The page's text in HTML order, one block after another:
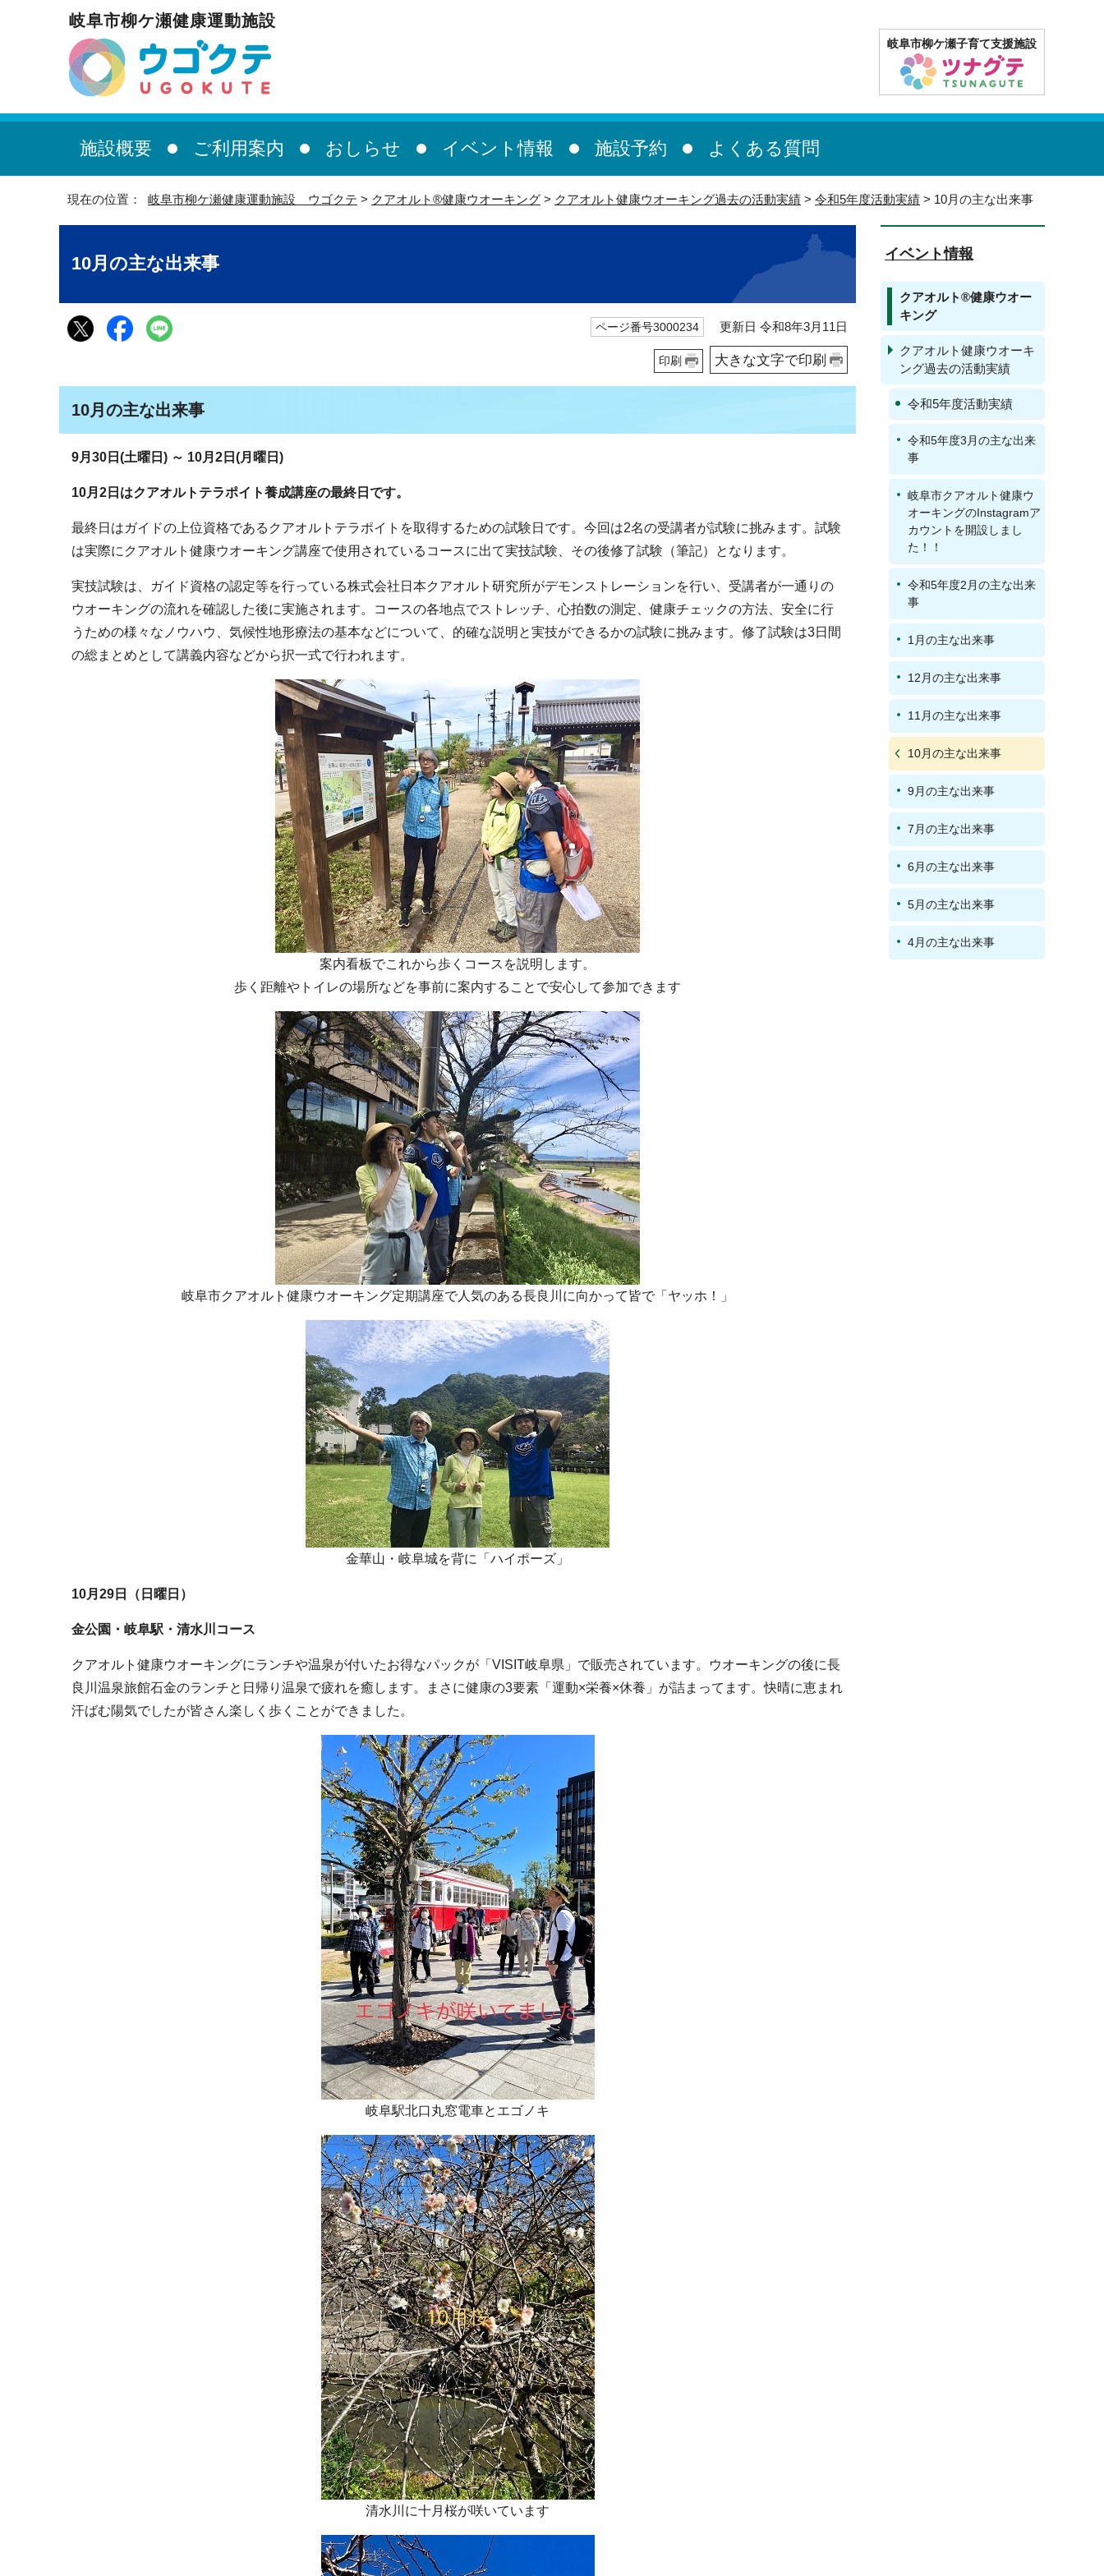
岐阜市柳ケ瀬健康運動施設
岐阜市柳ケ瀬子育て支援施設
施設概要 ご利用案内 おしらせ イベント情報 施設予約 よくある質問
現在の位置： 岐阜市柳ケ瀬健康運動施設 ウゴクテ > クアオルト®健康ウオーキング > クアオルト健康ウオーキング過去の活動実績 > 令和5年度活動実績 > 10月の主な出来事
10月の主な出来事
ページ番号3000234 更新日 令和8年3月11日
印刷 大きな文字で印刷
10月の主な出来事
9月30日(土曜日) ～ 10月2日(月曜日)
10月2日 はクアオルトテラポイト養成講座の最終日です。
最終日はガイドの上位資格であるクアオルトテラポイトを取得するための試験日です。今回は2名の受講者が試験に挑みます。試験
は実際にクアオルト健康ウオーキング講座で使用されているコースに出て実技試験、その後修了試験（筆記）となります。
実技試験は、ガイド資格の認定等を行っている株式会社日本クアオルト研究所がデモンストレーションを行い、受講者が一通りの
ウオーキングの流れを確認した後に実施されます。コースの各地点でストレッチ、心拍数の測定、健康チェックの方法、安全に行
うための様々なノウハウ、気候性地形療法の基本などについて、的確な説明と実技ができるかの試験に挑みます。修了試験は3日間
の総まとめとして講義内容などから択一式で行われます。
案内看板でこれから歩くコースを説明します。
歩く距離やトイレの場所などを事前に案内することで安心して参加できます
岐阜市クアオルト健康ウオーキング定期講座で人気のある長良川に向かって皆で「ヤッホ！」
金華山・岐阜城を背に「ハイポーズ」
10月29日（日曜日）
金公園・岐阜駅・清水川コース
クアオルト健康ウオーキングにランチや温泉が付いたお得なパックが「VISIT岐阜県」で販売されています。ウオーキングの後に長
良川温泉旅館石金のランチと日帰り温泉で疲れを癒します。まさに健康の3要素「運動×栄養×休養」が詰まってます。快晴に恵まれ
汗ばむ陽気でしたが皆さん楽しく歩くことができました。
岐阜駅北口丸窓電車とエゴノキ
清水川に十月桜が咲いています
イベント情報
クアオルト®健康ウオー
キング
クアオルト健康ウオーキ
ング過去の活動実績
令和5年度活動実績
令和5年度3月の主な出来
事
岐阜市クアオルト健康ウ
オーキングのInstagramア
カウントを開設しまし
た！！
令和5年度2月の主な出来
事
1月の主な出来事
12月の主な出来事
11月の主な出来事
10月の主な出来事
9月の主な出来事
7月の主な出来事
6月の主な出来事
5月の主な出来事
4月の主な出来事